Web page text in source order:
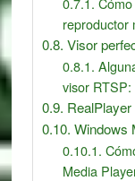
reproductor
Visor
visor RTSP:
RealPlayer
Windows
Media